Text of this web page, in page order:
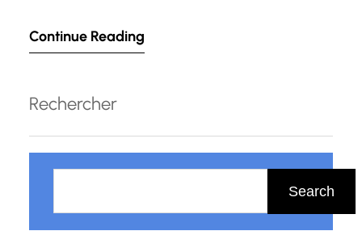
de la vie. Que vous soyez un dirigeant
les devants, les cours de leadership peuvent
vous aider…
Continue Reading
Rechercher
h
Search